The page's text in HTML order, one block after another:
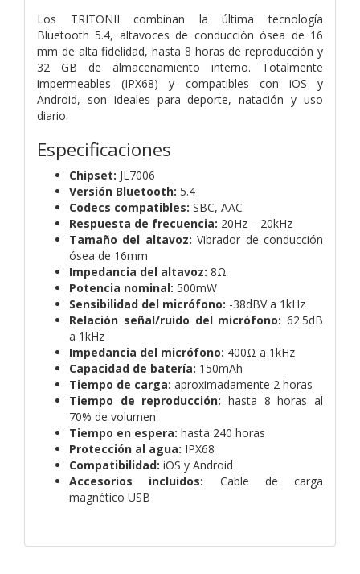
Los TRITONII combinan la última tecnología
Bluetooth 5.4, altavoces de conducción ósea de 16
mm de alta fidelidad, hasta 8 horas de reproducción y
32 GB de almacenamiento interno. Totalmente
impermeables (IPX68) y compatibles con iOS y
Android, son ideales paradeporte, natación y uso
diario.
Especificaciones
Chipset: JL7006
Versión Bluetooth: 5.4
Codecs compatibles: SBC, AAC
Respuesta de frecuencia: 20Hz – 20kHz
Tamaño del altavoz: Vibrador de conducción
ósea de 16mm
Impedancia del altavoz: 8Ω
Potencia nominal: 500mW
Sensibilidad del micrófono: -38dBV a 1kHz
Relación señal/ruido del micrófono: 62.5dB
a 1kHz
Impedancia del micrófono: 400Ω a 1kHz
Capacidad de batería: 150mAh
Tiempo de carga: aproximadamente 2 horas
Tiempo de reproducción: hasta 8 horas al
70% de volumen
Tiempo en espera: hasta 240 horas
Protección al agua: IPX68
Compatibilidad: iOS y Android
Accesorios incluidos: Cable de carga
magnético USB